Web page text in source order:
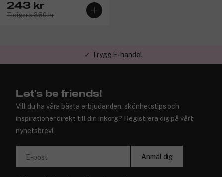
243 kr
Tidigare 380 kr
✓ Trygg E-handel
Let's be friends!
Vill du ha våra bästa erbjudanden, skönhetstips och
inspirationer direkt till din inkorg? Registrera dig på vårt
nyhetsbrev!
E-post Anmäl dig